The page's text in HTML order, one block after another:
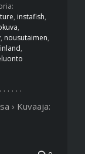
, instafish,
,
, nousutaimen,
,
. . . .
› Kuvaaja: